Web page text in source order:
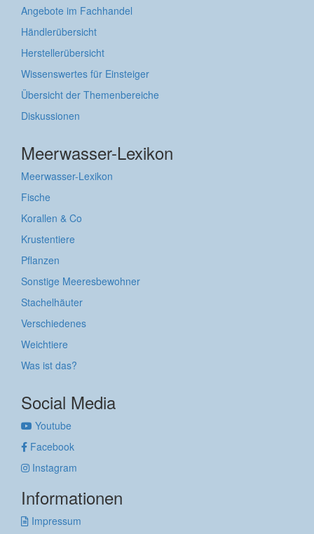
Angebote im Fachhandel
Händlerübersicht
Herstellerübersicht
Wissenswertes für Einsteiger
Übersicht der Themenbereiche
Diskussionen
Meerwasser-Lexikon
Meerwasser-Lexikon
Fische
Korallen & Co
Krustentiere
Pflanzen
Sonstige Meeresbewohner
Stachelhäuter
Verschiedenes
Weichtiere
Was ist das?
Social Media
Youtube
Facebook
Instagram
Informationen
Impressum